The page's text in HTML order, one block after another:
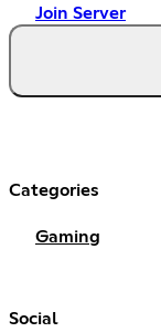
Join Server
Categories
Gaming
Social